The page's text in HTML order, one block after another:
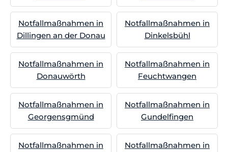
Notfallmaßnahmen in
Dillingen an der Donau
Notfallmaßnahmen in
Dinkelsbühl
Notfallmaßnahmen in
Donauwörth
Notfallmaßnahmen in
Feuchtwangen
Notfallmaßnahmen in
Georgensgmünd
Notfallmaßnahmen in
Gundelfingen
Notfallmaßnahmen in
Notfallmaßnahmen in